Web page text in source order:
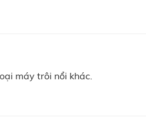
xuôi thành”.
máy trôi nổi khác.